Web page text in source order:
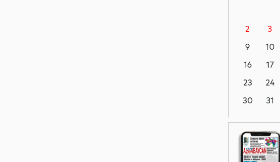
Dünya
Siyasət
Siyasət
2
3
9
10
16
17
23
24
30
31